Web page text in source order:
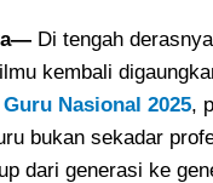
Di tengah
kembali
Nasional 2025,
bukan sekadar
dari generasi ke